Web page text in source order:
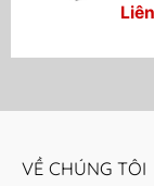
VỀ CHÚNG TÔI